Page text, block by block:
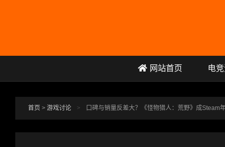
网站首页 电
首页 > 游戏讨论 > 口碑与销量反差大？《怪物猎人：荒野》成Steam